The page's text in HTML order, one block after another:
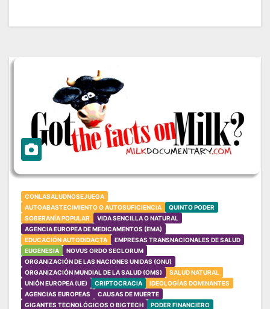
CONLASALUDNOSEJUEGA
AUTOABASTECIMIENTO O AUTOSUFICIENCIA
QUINTO PODER
SOBERANÍA POPULAR
VIDA SENCILLA O NATURAL
AGENCIA EUROPEA DE MEDICAMENTOS (EMA)
EDUCACIÓN AUTODIDACTA
EMPRESAS TRANSNACIONALES DE SALUD
EUGENESIA
NOVUS ORDO SECLORUM
ORGANIZACIÓN DE LAS NACIONES UNIDAS (ONU)
ORGANIZACIÓN MUNDIAL DE LA SALUD (OMS)
SALUD NATURAL
UNIÓN EUROPEA (UE)
CRIPTOCRACIA
IDEOLOGÍAS DOMINANTES
AGENCIAS EUROPEAS
CAUSAS DE MUERTE
GIGANTES TECNOLÓGICOS O BIGTECH
PODER FINANCIERO